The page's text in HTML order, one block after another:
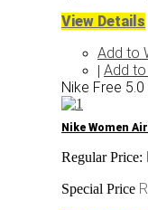
View Details
Add to
| Add
Nike Free 5.0
Nike Women
Regular Price:
Special Price